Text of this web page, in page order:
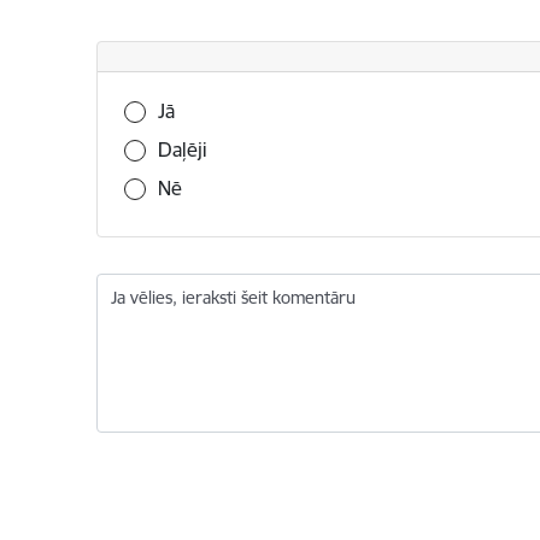
Vai šī informācija bija noderīga?
Jā
Daļēji
Nē
Ja vēlies, ieraksti šeit komentāru